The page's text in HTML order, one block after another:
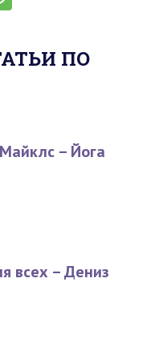
ПО
– Йога
всех – Дениз